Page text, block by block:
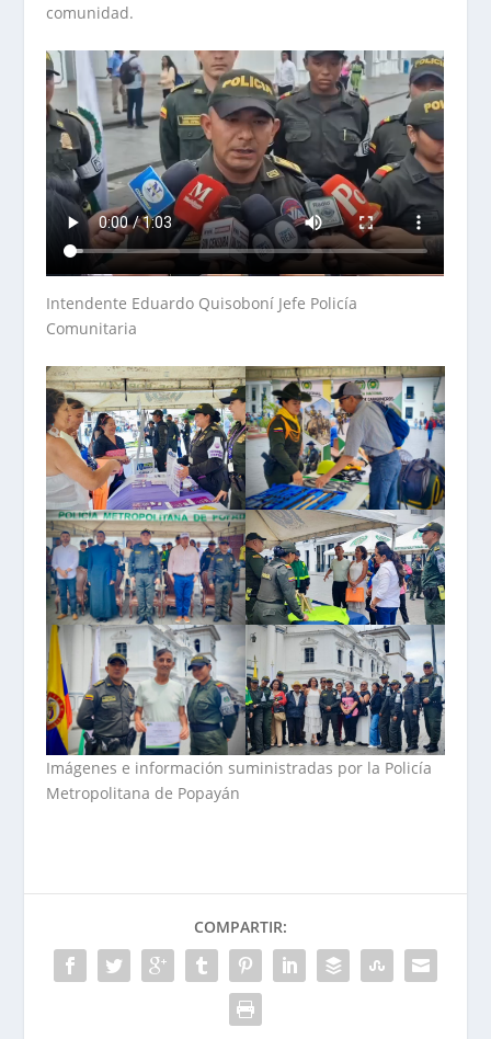
comunidad.
Intendente Eduardo Quisoboní Jefe Policía
Comunitaria
Imágenes e información suministradas por la Policía
Metropolitana de Popayán
COMPARTIR: